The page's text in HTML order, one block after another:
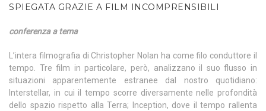
SPIEGATA GRAZIE A FILM INCOMPRENSIBILI
conferenza a tema
L’intera filmografia di Christopher Nolan ha come filo conduttore il
tempo. Tre film in particolare, però, analizzano il suo flusso in
situazioni apparentemente estranee dal nostro quotidiano:
Interstellar, in cui il tempo scorre diversamente nelle profondità
dello spazio rispetto alla Terra; Inception, dove il tempo rallenta